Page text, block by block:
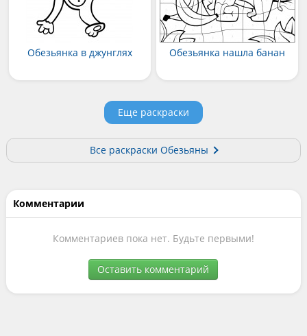
Обезьянка в джунглях Обезьянка нашла банан
Еще раскраски
Все раскраски Обезьяны
Комментарии
Комментариев пока нет. Будьте первыми!
Оставить комментарий